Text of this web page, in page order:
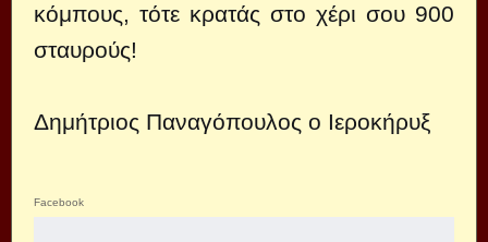
κόμπους, τότε κρατάς στο χέρι σου 900
σταυρούς!
Δημήτριος Παναγόπουλος ο Ιεροκήρυξ
Facebook